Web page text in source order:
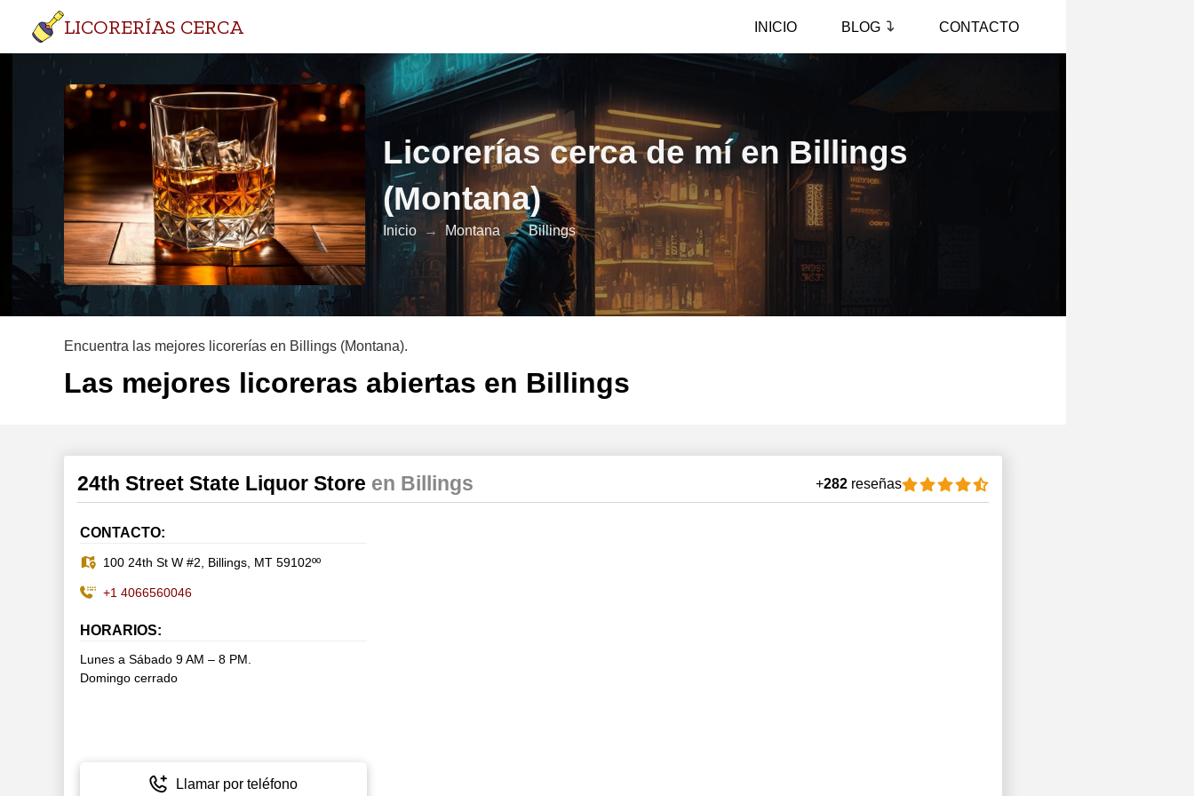
LICORERÍAS CERCA INICIO BLOG CONTACTO
Licorerías cerca de mí en Billings
(Montana)
Inicio → Montana → Billings
Encuentra las mejores licorerías en Billings (Montana).
Las mejores licoreras abiertas en Billings
24th Street State Liquor Store en Billings +282 reseñas
CONTACTO:
100 24th St W #2, Billings, MT 59102ºº
+1 4066560046
HORARIOS:
Lunes a Sábado 9 AM – 8 PM.
Domingo cerrado
Llamar por teléfono